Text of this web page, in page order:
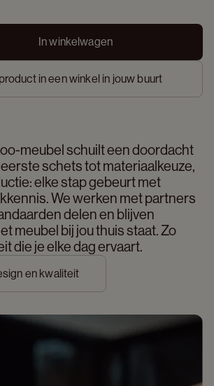
In winkelwagen
in een winkel in jouw buurt
meubel schuilt een doordacht
schets tot materiaalkeuze,
elke stap gebeurt met
We werken met partners
delen en blijven
meubel bij jou thuis staat. Zo
die je elke dag ervaart.
en kwaliteit